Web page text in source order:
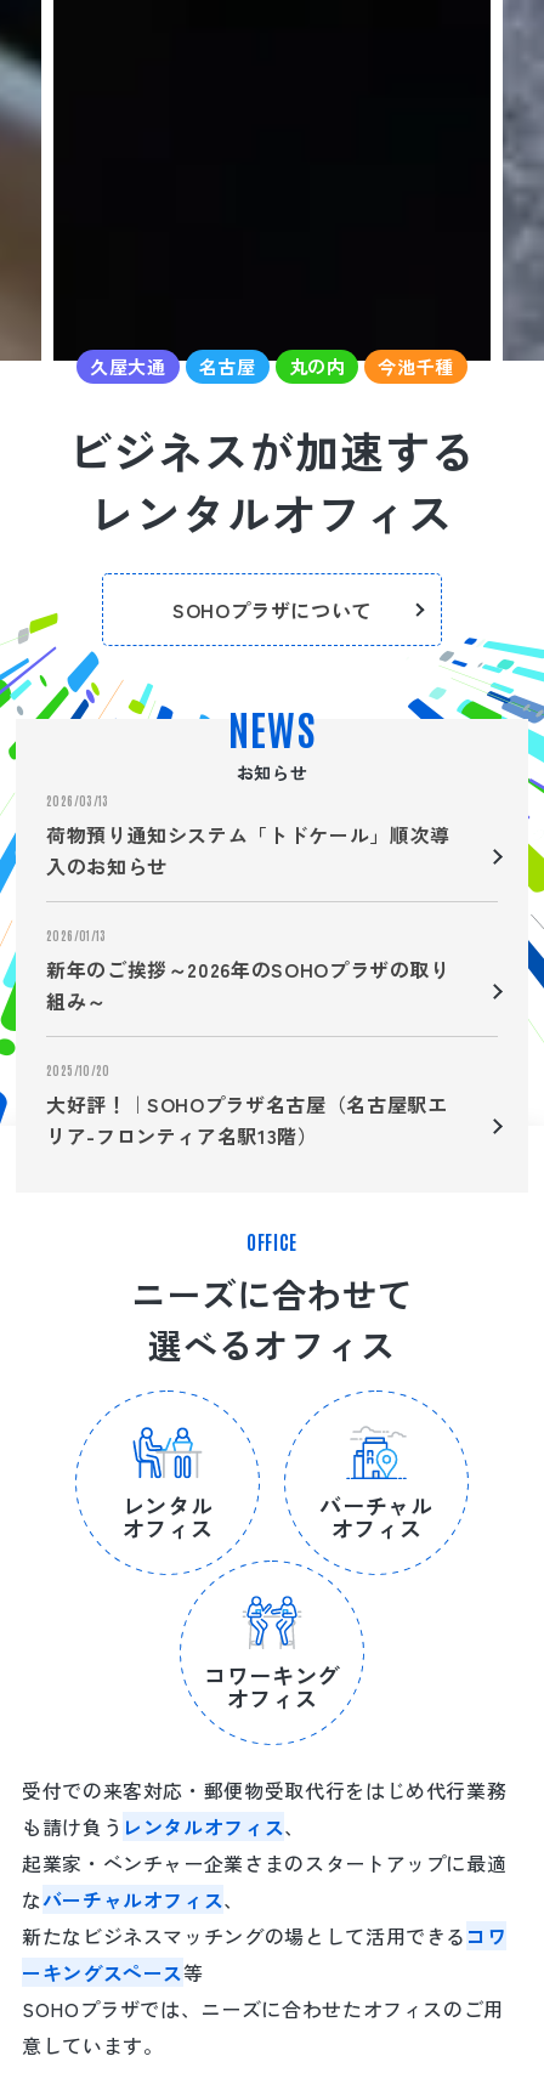
久屋大通 名古屋 丸の内 今池千種
ビジネスが加速する
レンタルオフィス
SOHOプラザについて
NEWS
お知らせ
2026/03/13
荷物預り通知システム「トドケール」順次導
入のお知らせ
2026/01/13
新年のご挨拶～2026年のSOHOプラザの取り
組み～
2025/10/20
大好評！｜SOHOプラザ名古屋（名古屋駅エ
リア-フロンティア名駅13階）
OFFICE
ニーズに合わせて
選べるオフィス
レンタル
オフィス
バーチャル
オフィス
コワーキング
オフィス
受付での来客対応・郵便物受取代行をはじめ代行業務
も請け負う レンタルオフィス、
起業家・ベンチャー企業さまのスタートアップに最適
なバーチャルオフィス、
新たなビジネスマッチングの場として活用できる コワ
ーキングスペース等
SOHOプラザでは、ニーズに合わせたオフィスのご用
意しています。